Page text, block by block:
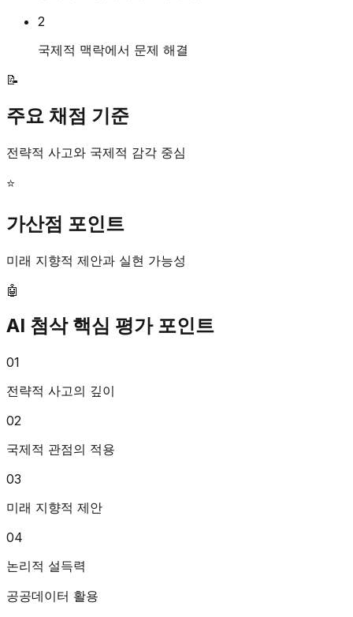
2
국제적 맥락에서 문제 해결
📝
주요 채점 기준
전략적 사고와 국제적 감각 중심
⭐
가산점 포인트
미래 지향적 제안과 실현 가능성
🤖
AI 첨삭 핵심 평가 포인트
01
전략적 사고의 깊이
02
국제적 관점의 적용
03
미래 지향적 제안
04
논리적 설득력
공공데이터 활용